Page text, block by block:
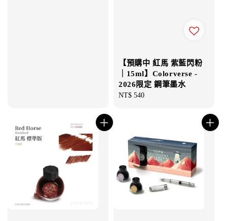
【預購中 紅馬 紫藍閃粉
｜15ml】Colorverse -
2026限定 鋼筆墨水
Regular
NT$ 540